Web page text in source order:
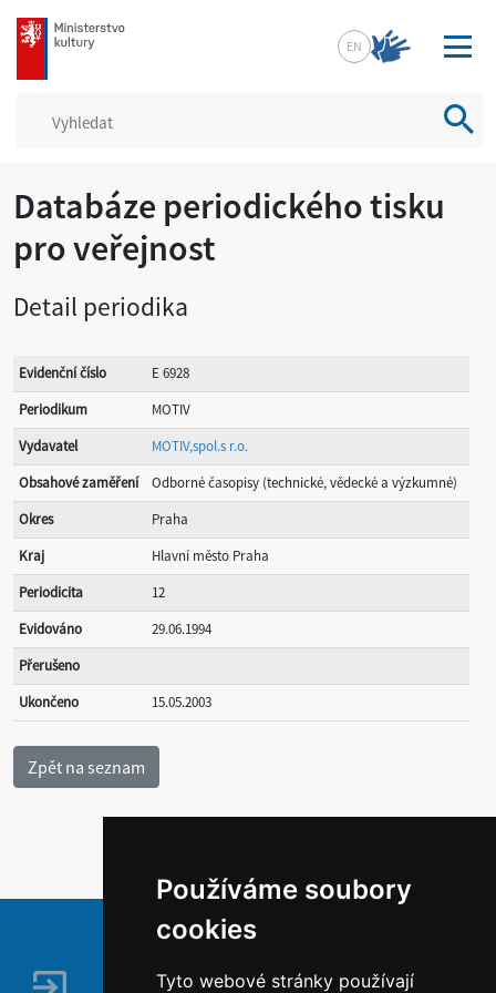
Používáme soubory
cookies
Tyto webové stránky používají
mkcr.cz
EN
Databáze periodického tisku
pro veřejnost
Detail periodika
Evidenční číslo
E 6928
Periodikum
MOTIV
Vydavatel
MOTIV,spol.s r.o.
Obsahové zaměření
Odborné časopisy (technické, vědecké a výzkumné)
Okres
Praha
Kraj
Hlavní město Praha
Periodicita
12
Evidováno
29.06.1994
Přerušeno
Ukončeno
15.05.2003